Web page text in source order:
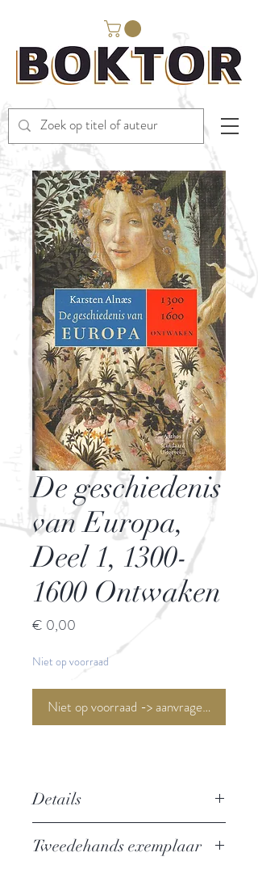
De geschiedenis
van Europa,
Deel 1, 1300-
1600 Ontwaken
€ 0,00
Niet op voorraad
Niet op voorraad -> aanvragen <-
Details
Uitgever: Anthos - Standaard
Tweedehands exemplaar